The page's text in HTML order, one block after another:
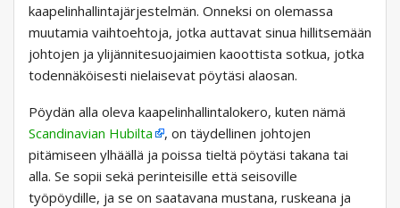
kaapelinhallintajärjestelmän. Onneksi on olemassa
muutamia vaihtoehtoja, jotka auttavat sinua hillitsemään
johtojen ja ylijännitesuojaimien kaoottista sotkua, jotka
todennäköisesti nielaisevat pöytäsi alaosan.
Pöydän alla oleva kaapelinhallintalokero, kuten nämä
Scandinavian Hubilta
, on täydellinen johtojen
pitämiseen ylhäällä ja poissa tieltä pöytäsi takana tai
alla. Se sopii sekä perinteisille että seisoville
työpöydille, ja se on saatavana mustana, ruskeana ja